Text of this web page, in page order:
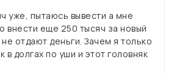
уже, пытаюсь вывести а мне
внести еще 250 тысяч за новый
не отдают деньги. Зачем я только
в долгах по уши и этот головняк